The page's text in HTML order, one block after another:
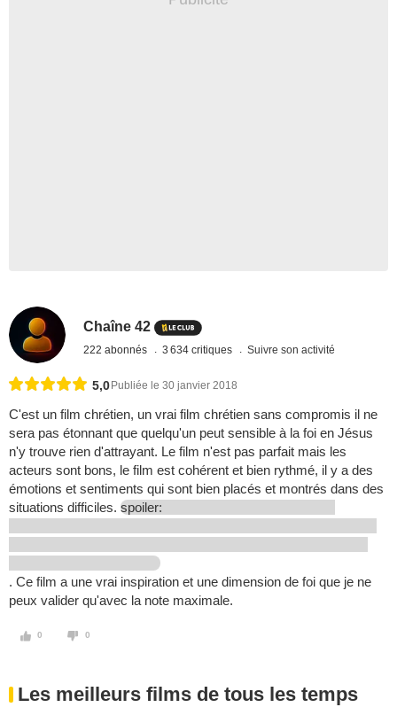
Chaîne 42
222 abonnés 3 634 critiques Suivre son activité
5,0 Publiée le 30 janvier 2018
C'est un film chrétien, un vrai film chrétien sans compromis il ne
sera pas étonnant que quelqu'un peut sensible à la foi en Jésus
n'y trouve rien d'attrayant. Le film n'est pas parfait mais les
acteurs sont bons, le film est cohérent et bien rythmé, il y a des
émotions et sentiments qui sont bien placés et montrés dans des
situations difficiles. spoiler:
. Ce film a une vrai inspiration et une dimension de foi que je ne
peux valider qu'avec la note maximale.
0 0
Les meilleurs films de tous les temps